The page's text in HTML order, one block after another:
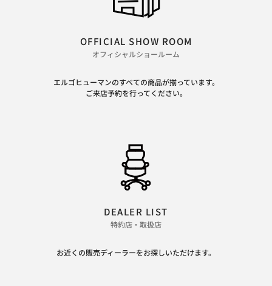
OFFICIAL SHOW ROOM
オフィシャルショールーム
エルゴヒューマンのすべての商品が揃っています。
ご来店予約を行ってください。
DEALER LIST
特約店・取扱店
お近くの販売ディーラーをお探しいただけます。